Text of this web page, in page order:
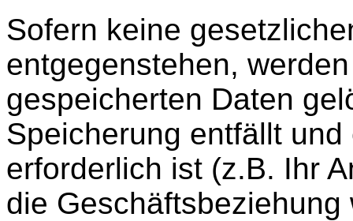
Sofern keine
entgegenstehen,
gespeicherten Daten
Speicherung entfällt
erforderlich ist (z.B. Ihr
die Geschäftsbeziehung